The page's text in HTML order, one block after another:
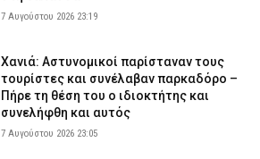
7 Αυγούστου 2026 23:19
Χανιά: Αστυνομικοί παρίσταναν τους
τουρίστες και συνέλαβαν παρκαδόρο –
Πήρε τη θέση του ο ιδιοκτήτης και
συνελήφθη και αυτός
7 Αυγούστου 2026 23:05